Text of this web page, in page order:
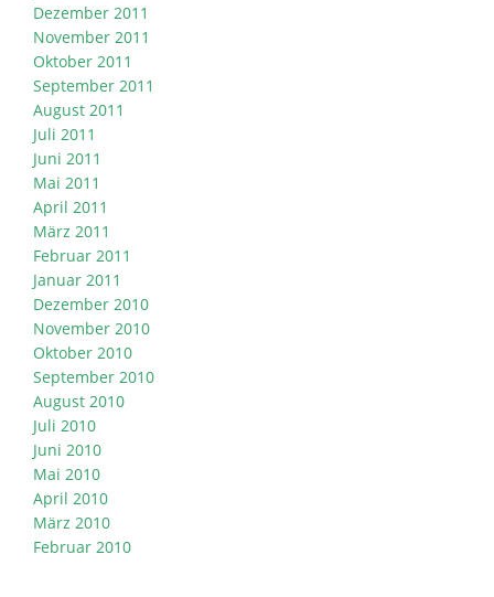
Dezember 2011
November 2011
Oktober 2011
September 2011
August 2011
Juli 2011
Juni 2011
Mai 2011
April 2011
März 2011
Februar 2011
Januar 2011
Dezember 2010
November 2010
Oktober 2010
September 2010
August 2010
Juli 2010
Juni 2010
Mai 2010
April 2010
März 2010
Februar 2010